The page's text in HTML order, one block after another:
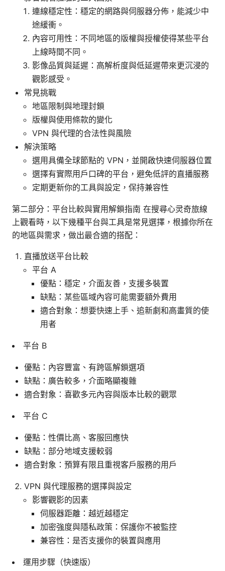
連線穩定性：穩定的網路與伺服器分佈，能減少中
途緩衝。
內容可用性：不同地區的版權與授權使得某些平台
上線時間不同。
影像品質與延遲：高解析度與低延遲帶來更沉浸的
觀影感受。
常見挑戰
地區限制與地理封鎖
版權與使用條款的變化
VPN 與代理的合法性與風險
解決策略
選用具備全球節點的 VPN，並開啟快速伺服器位置
選擇有實際用戶口碑的平台，避免低評的直播服務
定期更新你的工具與設定，保持兼容性
第二部分：平台比較與實用解鎖指南 在搜尋心灵奇旅線
上觀看時，以下幾種平台與工具是常見選擇，根據你所在
的地區與需求，做出最合適的搭配：
直播放送平台比較
平台 A
優點：穩定，介面友善，支援多裝置
缺點：某些區域內容可能需要額外費用
適合對象：想要快速上手、追新劇和高畫質的使
用者
平台 B
優點：內容豐富、有跨區解鎖選項
缺點：廣告較多，介面略顯複雜
適合對象：喜歡多元內容與版本比較的觀眾
平台 C
優點：性價比高、客服回應快
缺點：部分地域支援較弱
適合對象：預算有限且重視客戶服務的用戶
VPN 與代理服務的選擇與設定
影響觀影的因素
伺服器距離：越近越穩定
加密強度與隱私政策：保護你不被監控
兼容性：是否支援你的裝置與應用
運用步驟（快速版）